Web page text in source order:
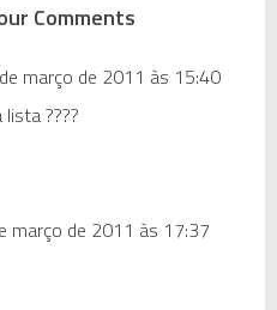
Comments
março de 2011 às 15:40
????
março de 2011 às 17:37